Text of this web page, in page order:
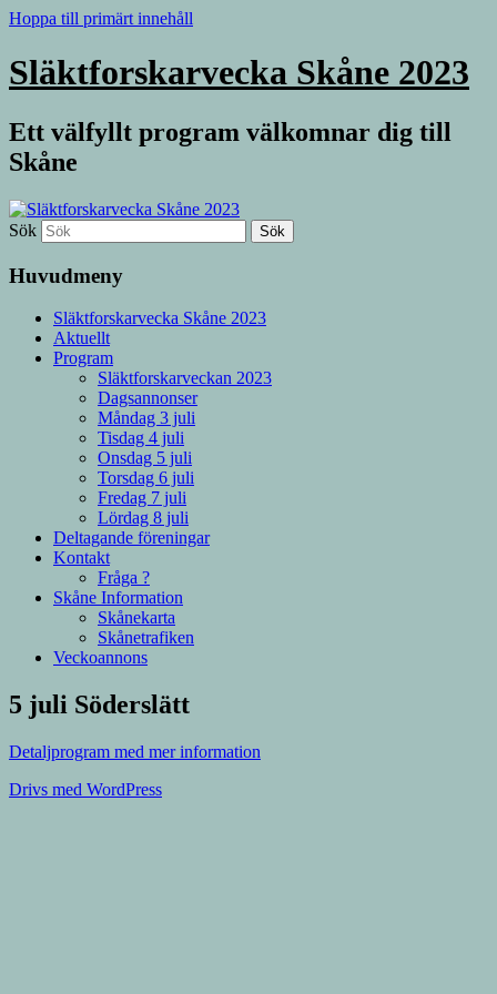
Hoppa till primärt innehåll
Släktforskarvecka Skåne 2023
Ett välfyllt program välkomnar dig till
Skåne
Sök
Huvudmeny
Släktforskarvecka Skåne 2023
Aktuellt
Program
Släktforskarveckan 2023
Dagsannonser
Måndag 3 juli
Tisdag 4 juli
Onsdag 5 juli
Torsdag 6 juli
Fredag 7 juli
Lördag 8 juli
Deltagande föreningar
Kontakt
Fråga ?
Skåne Information
Skånekarta
Skånetrafiken
Veckoannons
5 juli Söderslätt
Detaljprogram med mer information
Drivs med WordPress